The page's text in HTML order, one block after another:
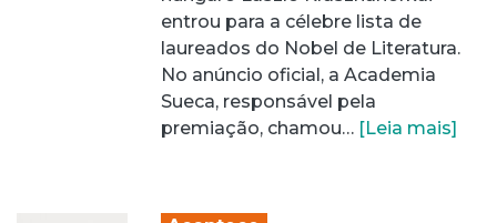
entrou para a célebre lista de
laureados do Nobel de Literatura.
No anúncio oficial, a Academia
Sueca, responsável pela
premiação, chamou… [Leia mais]